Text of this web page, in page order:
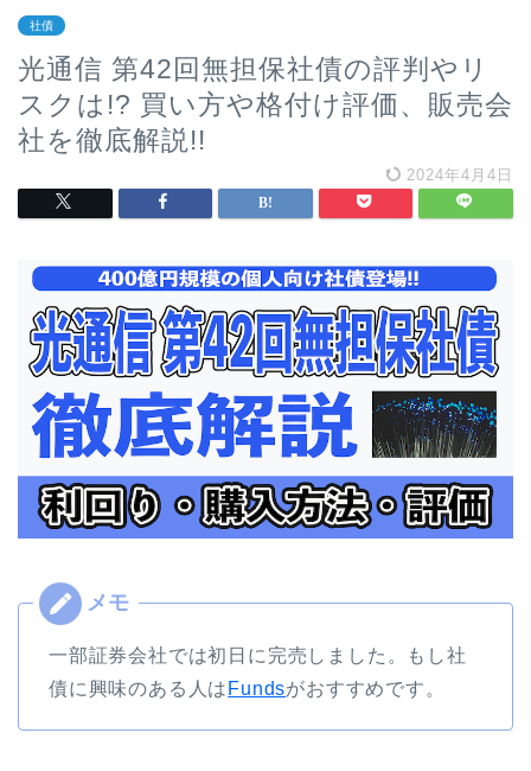
社債
光通信 第42回無担保社債の評判やリ
スクは!? 買い方や格付け評価、販売会
社を徹底解説!!
2024年4月4日
一部証券会社では初日に完売しました。もし社
債に興味のある人は Fundsがおすすめです。